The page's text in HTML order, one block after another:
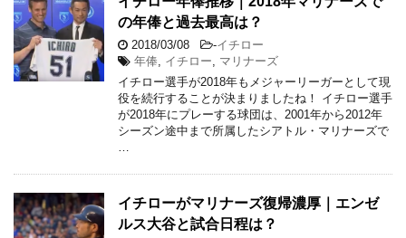
の年俸と過去最高は？
2018/03/08 -イチロー
年俸
イチロー
マリナーズ
イチロー選手が2018年もメジャーリーガーとして現
役を続行することが決まりましたね！ イチロー選手
が2018年にプレーする球団は、2001年から2012年
シーズン途中まで所属したシアトル・マリナーズで
イチローがマリナーズ復帰濃厚｜エンゼ
ルス大谷と試合日程は？